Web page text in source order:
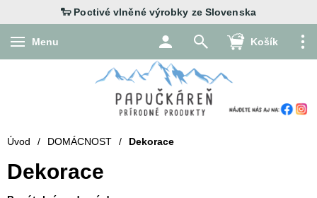
Menu Košík
Úvod / DOMÁCNOST / Dekorace
Dekorace